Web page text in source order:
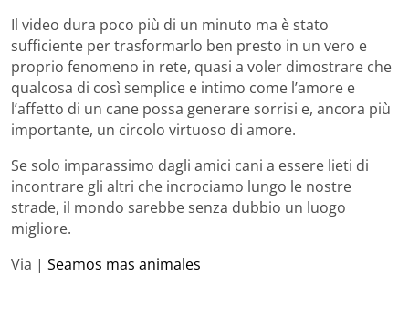
Il video dura poco più di un minuto ma è stato
sufficiente per trasformarlo ben presto in un vero e
proprio fenomeno in rete, quasi a voler dimostrare che
qualcosa di così semplice e intimo come l’amore e
l’affetto di un cane possa generare sorrisi e, ancora più
importante, un circolo virtuoso di amore.
Se solo imparassimo dagli amici cani a essere lieti di
incontrare gli altri che incrociamo lungo le nostre
strade, il mondo sarebbe senza dubbio un luogo
migliore.
Via | Seamos mas animales